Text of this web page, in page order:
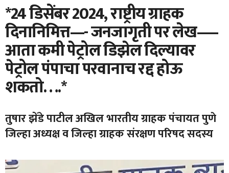
*24 डिसेंबर 2024, राष्ट्रीय ग्राहक
दिनानिमित्त—- जनजागृती पर लेख—–
आता कमी पेट्रोल डिझेल दिल्यावर
पेट्रोल पंपाचा परवानाच रद्द होऊ
शकतो….*
तुषार झेंडे पाटील अखिल भारतीय ग्राहक पंचायत पुणे
जिल्हा अध्यक्ष व जिल्हा ग्राहक संरक्षण परिषद सदस्य